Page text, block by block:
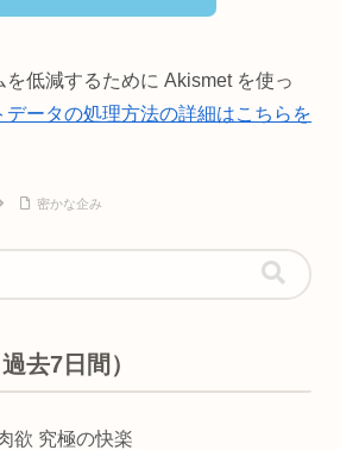
を低減するために Akismet を使っ
データの処理方法の詳細はこちらを
密かな企み
去7日間）
欲 究極の快楽